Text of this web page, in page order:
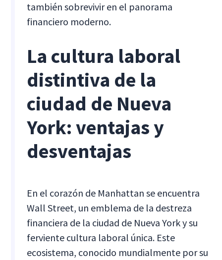
también sobrevivir en el panorama
financiero moderno.
La cultura laboral
distintiva de la
ciudad de Nueva
York: ventajas y
desventajas
En el corazón de Manhattan se encuentra
Wall Street, un emblema de la destreza
financiera de la ciudad de Nueva York y su
ferviente cultura laboral única. Este
ecosistema, conocido mundialmente por su